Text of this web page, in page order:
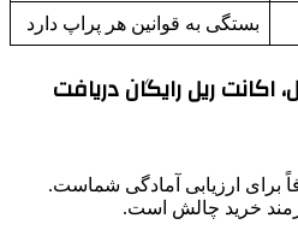
بستگی به قوانین هر پراپ دارد
اکانت ریل رایگان دریافت
برای ارزیابی آمادگی شماست.
خرید چالش است.